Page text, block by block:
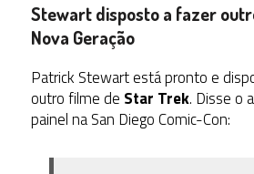
Stewart disposto a fazer
Nova Geração
Patrick Stewart está pronto e
outro filme de Star Trek. Disse o
painel na San Diego Comic-Con: